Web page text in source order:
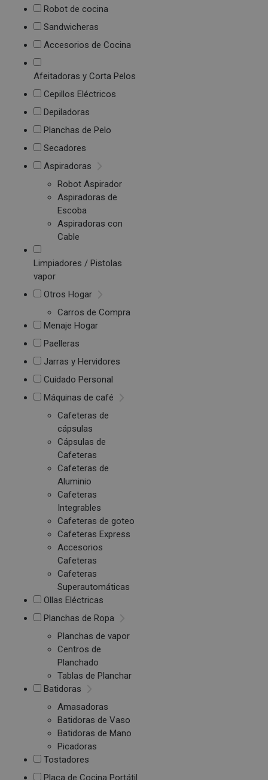
Robot de cocina
Sandwicheras
Accesorios de Cocina
Afeitadoras y Corta Pelos
Cepillos Eléctricos
Depiladoras
Planchas de Pelo
Secadores
Aspiradoras
Robot Aspirador
Aspiradoras de
Escoba
Aspiradoras con
Cable
Limpiadores / Pistolas
vapor
Otros Hogar
Carros de Compra
Menaje Hogar
Paelleras
Jarras y Hervidores
Cuidado Personal
Máquinas de café
Cafeteras de
cápsulas
Cápsulas de
Cafeteras
Cafeteras de
Aluminio
Cafeteras
Integrables
Cafeteras de goteo
Cafeteras Express
Accesorios
Cafeteras
Cafeteras
Superautomáticas
Ollas Eléctricas
Planchas de Ropa
Planchas de vapor
Centros de
Planchado
Tablas de Planchar
Batidoras
Amasadoras
Batidoras de Vaso
Batidoras de Mano
Picadoras
Tostadores
Placa de Cocina Portátil